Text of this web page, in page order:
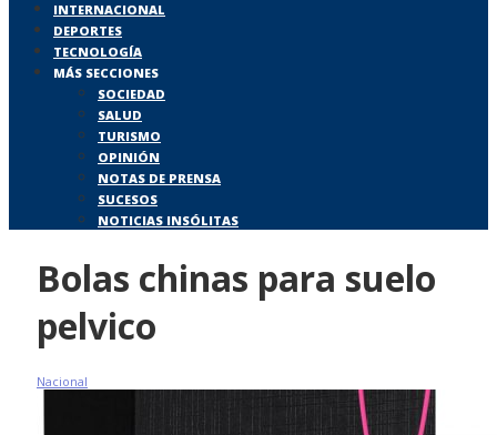
INTERNACIONAL
DEPORTES
TECNOLOGÍA
MÁS SECCIONES
SOCIEDAD
SALUD
TURISMO
OPINIÓN
NOTAS DE PRENSA
SUCESOS
NOTICIAS INSÓLITAS
Bolas chinas para suelo
pelvico
Nacional